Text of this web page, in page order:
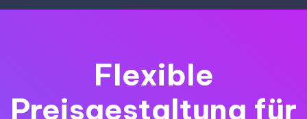
Flexible
Preisgestaltung für